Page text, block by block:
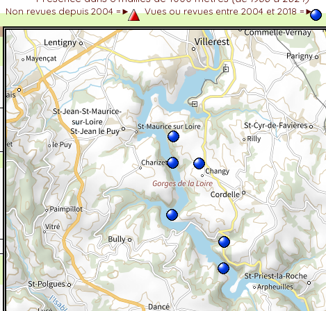
Alpes
et cotations UICN)
Non revues depuis 2004 =► Vues ou revues entre 2004 et 2018 =►